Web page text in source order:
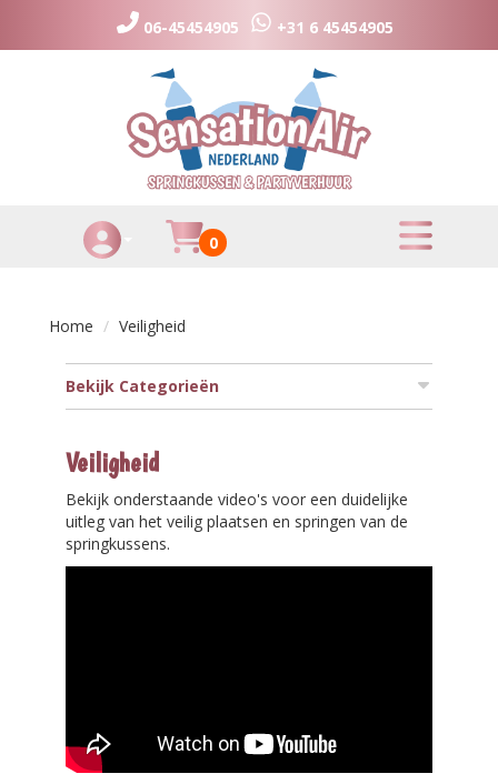
06-45454905 +31 6 45454905
Toggle Account dropdown
Huurmandje
0
toggle menu
Home Veiligheid
Bekijk Categorieën
Veiligheid
Bekijk onderstaande video's voor een duidelijke
uitleg van het veilig plaatsen en springen van de
springkussens.